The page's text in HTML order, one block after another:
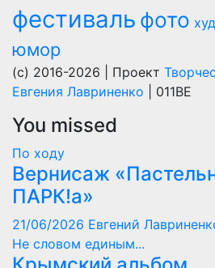
фестиваль фото
юмор
(c) 2016-2026 | Проект
Евгения Лавриненко | 011BE
You missed
По ходу
Вернисаж
ПАРК!а»
21/06/2026 Евгений
Не словом единым...